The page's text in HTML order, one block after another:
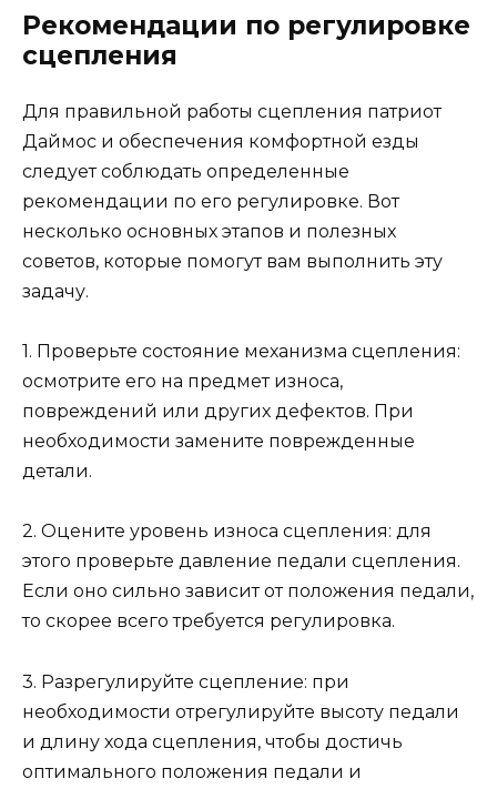
Рекомендации по регулировке
сцепления
Для правильной работы сцепления патриот
Даймос и обеспечения комфортной езды
следует соблюдать определенные
рекомендации по его регулировке. Вот
несколько основных этапов и полезных
советов, которые помогут вам выполнить эту
задачу.
1. Проверьте состояние механизма сцепления:
осмотрите его на предмет износа,
повреждений или других дефектов. При
необходимости замените поврежденные
детали.
2. Оцените уровень износа сцепления: для
этого проверьте давление педали сцепления.
Если оно сильно зависит от положения педали,
то скорее всего требуется регулировка.
3. Разрегулируйте сцепление: при
необходимости отрегулируйте высоту педали
и длину хода сцепления, чтобы достичь
оптимального положения педали и